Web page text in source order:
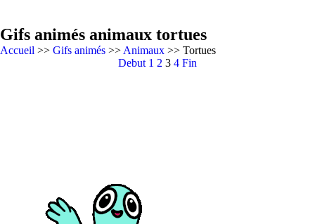
Gifs animés animaux tortues
Accueil >> Gifs animés >> Animaux >> Tortues
Debut 1 2 3 4 Fin